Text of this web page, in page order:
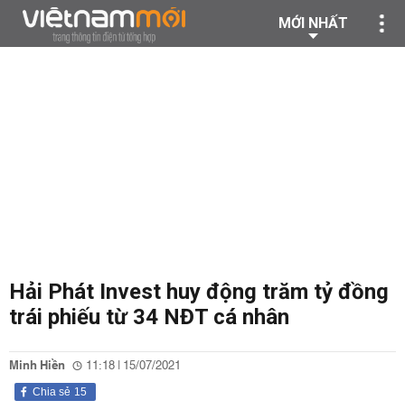
MỚI NHẤT
Hải Phát Invest huy động trăm tỷ đồng
trái phiếu từ 34 NĐT cá nhân
Minh Hiền 11:18 | 15/07/2021
15
Chia sẻ